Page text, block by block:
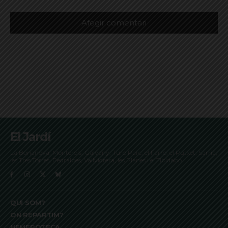
El Jardí
La Bonanova, Monterols, Galvany, Turó Parc, el Farró, el Putxet, Sarrià,
les Tres Torres, Pedralbes, Vallvidrera, les Planes i el Tibidabo
QUI SOM?
ON REPARTIM?